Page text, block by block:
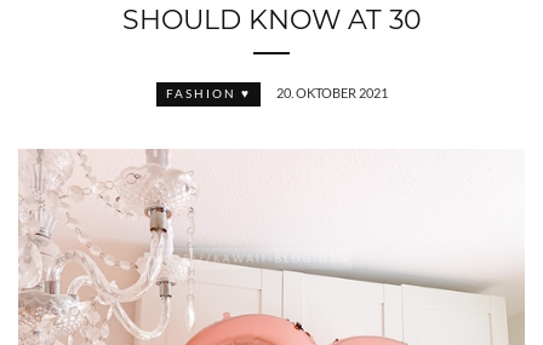
SHOULD KNOW AT 30
FASHION ♥ 20. OKTOBER 2021